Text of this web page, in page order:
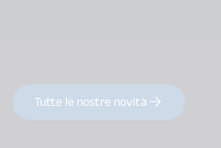
Tutte le nostre novità